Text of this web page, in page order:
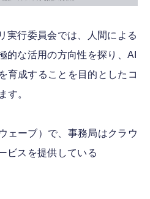
実行委員会では、人間による
的な活用の方向性を探り、AI
育成することを目的としたコ
す。
ェーブ）で、事務局はクラウ
ビスを提供している